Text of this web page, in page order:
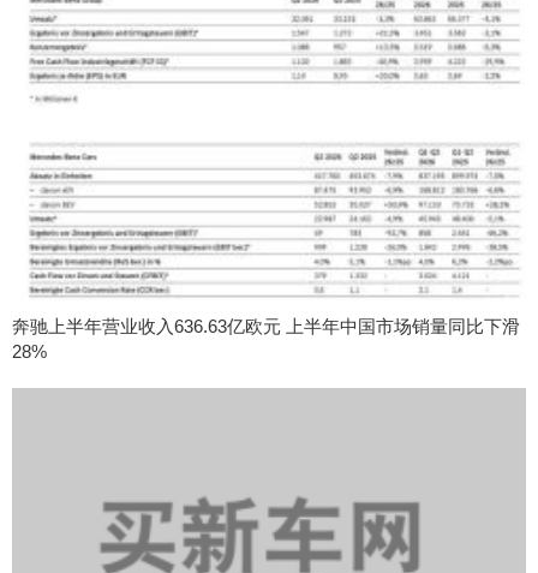
奔驰上半年营业收入636.63亿欧元 上半年中国市场销量同比下滑
28%